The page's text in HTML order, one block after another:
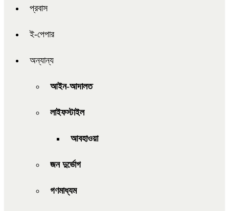
প্রবাস
ই-পেপার
অন্যান্য
আইন-আদালত
লাইফস্টাইল
আবহাওয়া
জন দুর্ভোগ
গণমাধ্যম